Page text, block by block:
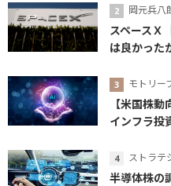
岡元兵八
スペースＸ
は良かった
モトリー
【米国株
インフラ投
ストラテ
半導体株の